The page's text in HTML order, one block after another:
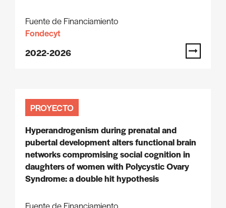
Fuente de Financiamiento
Fondecyt
2022-2026
PROYECTO
Hyperandrogenism during prenatal and
pubertal development alters functional brain
networks compromising social cognition in
daughters of women with Polycystic Ovary
Syndrome: a double hit hypothesis
Fuente de Financiamiento